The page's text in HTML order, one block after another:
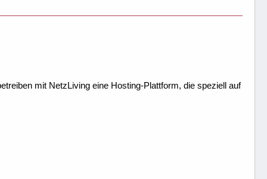
mit NetzLiving eine Hosting-Plattform, die speziell auf